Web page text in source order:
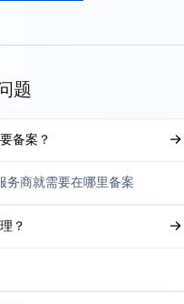
题
备案？
务商就需要在哪里备案
？